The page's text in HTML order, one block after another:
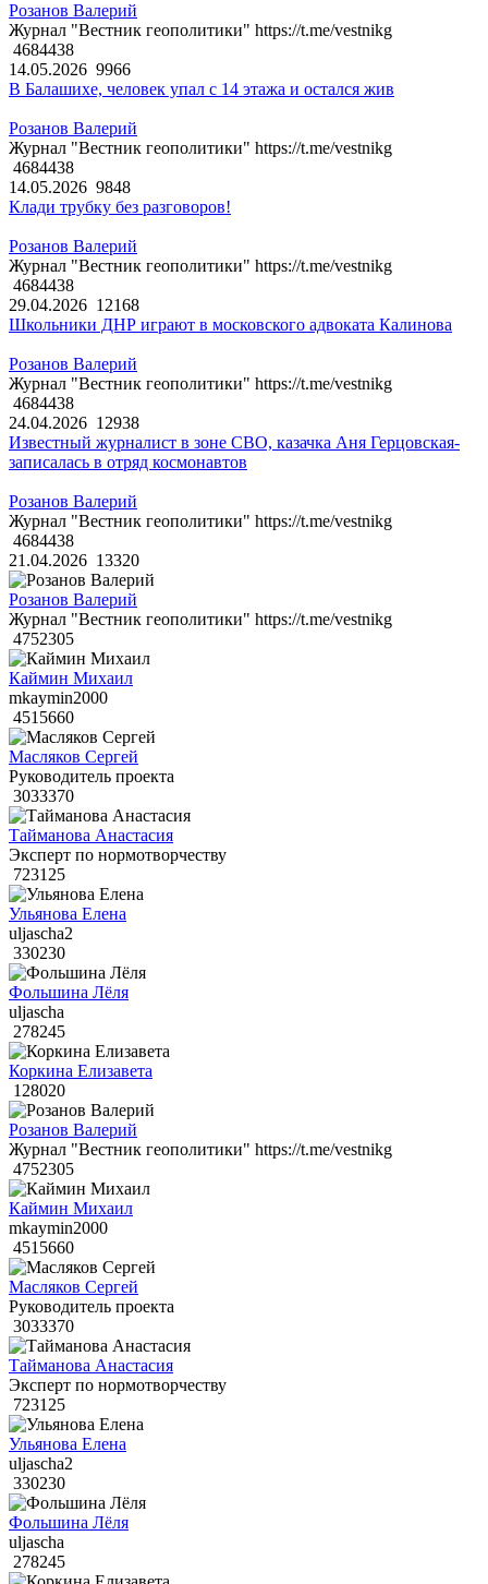
Розанов Валерий
Журнал "Вестник геополитики" https://t.me/vestnikg
4684438
14.05.2026 9966
В Балашихе, человек упал с 14 этажа и остался жив
Розанов Валерий
Журнал "Вестник геополитики" https://t.me/vestnikg
4684438
14.05.2026 9848
Клади трубку без разговоров!
Розанов Валерий
Журнал "Вестник геополитики" https://t.me/vestnikg
4684438
29.04.2026 12168
Школьники ДНР играют в московского адвоката Калинова
Розанов Валерий
Журнал "Вестник геополитики" https://t.me/vestnikg
4684438
24.04.2026 12938
Известный журналист в зоне СВО, казачка Аня Герцовская-
записалась в отряд космонавтов
Розанов Валерий
Журнал "Вестник геополитики" https://t.me/vestnikg
4684438
21.04.2026 13320
Розанов Валерий
Журнал "Вестник геополитики" https://t.me/vestnikg
4752305
Каймин Михаил
mkaymin2000
4515660
Масляков Сергей
Руководитель проекта
3033370
Тайманова Анастасия
Эксперт по нормотворчеству
723125
Ульянова Елена
uljascha2
330230
Фольшина Лёля
uljascha
278245
Коркина Елизавета
128020
Розанов Валерий
Журнал "Вестник геополитики" https://t.me/vestnikg
4752305
Каймин Михаил
mkaymin2000
4515660
Масляков Сергей
Руководитель проекта
3033370
Тайманова Анастасия
Эксперт по нормотворчеству
723125
Ульянова Елена
uljascha2
330230
Фольшина Лёля
uljascha
278245